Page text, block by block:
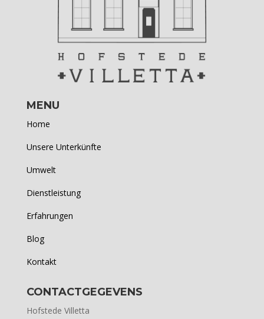
MENU
Home
Unsere Unterkünfte
Umwelt
Dienstleistung
Erfahrungen
Blog
Kontakt
CONTACTGEGEVENS
Hofstede Villetta